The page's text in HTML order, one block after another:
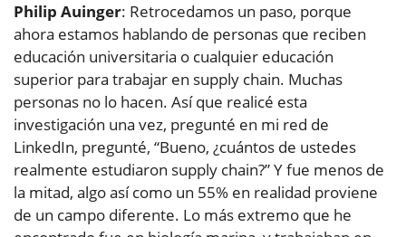
Philip Auinger: Retrocedamos un paso, porque
ahora estamos hablando de personas que reciben
educación universitaria o cualquier educación
superior para trabajar en supply chain. Muchas
personas no lo hacen. Así que realicé esta
investigación una vez, pregunté en mi red de
LinkedIn, pregunté, “Bueno, ¿cuántos de ustedes
realmente estudiaron supply chain?” Y fue menos de
la mitad, algo así como un 55% en realidad proviene
de un campo diferente. Lo más extremo que he